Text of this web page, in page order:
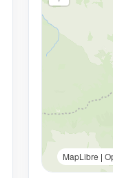
MapLibre |